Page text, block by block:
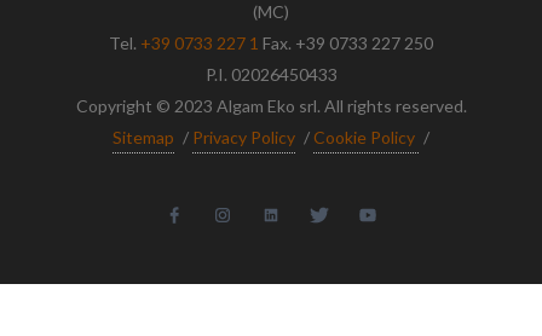
(MC)
Tel. +39 0733 227 1 Fax. +39 0733 227 250
P.I. 02026450433
Copyright © 2023 Algam Eko srl. All rights reserved.
Sitemap / Privacy Policy / Cookie Policy /